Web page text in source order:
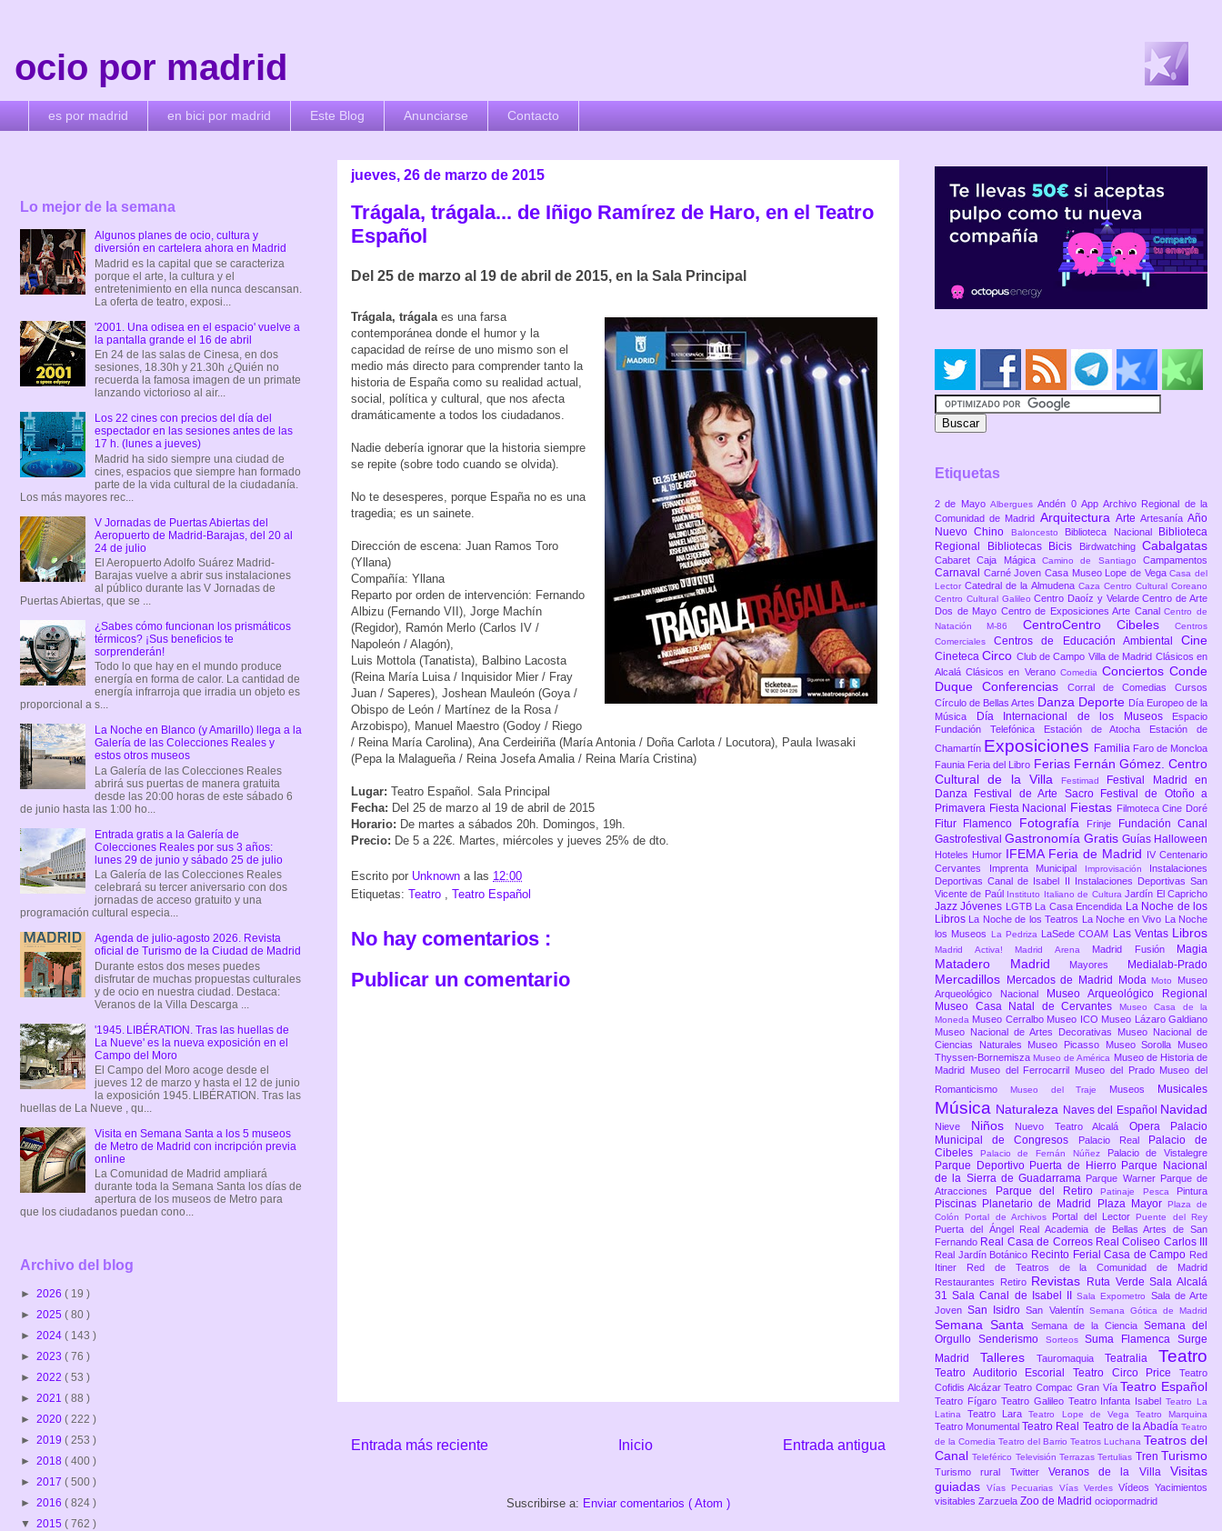
ocio por madrid
es por madrid en bici por madrid Este Blog Anunciarse Contacto
jueves, 26 de marzo de 2015
Trágala, trágala... de Iñigo Ramírez de Haro, en el Teatro
Español
Del 25 de marzo al 19 de abril de 2015, en la Sala Principal
Trágala, trágalaes una farsa
contemporánea donde el humor y la
capacidad de reírse de uno mismo son el
medio más directo para comprender tanto la
historia de España como su realidad actual,
social, política y cultural, que nos afecta
dramáticamente a todos los ciudadanos.
Nadie debería ignorar que la historia siempre
se repite (sobre todo cuando se olvida).
No te desesperes, porque España no es una
tragedia; es un sainete.
Dirección de escena: Juan Ramos Toro
(Yllana)
Compañía: Yllana
Reparto por orden de intervención: Fernando
Albizu (Fernando VII), Jorge Machín
(Regidor), Ramón Merlo (Carlos IV /
Napoleón / Alagón),
Luis Mottola (Tanatista), Balbino Lacosta
(Reina María Luisa / Inquisidor Mier / Fray
Juan / Saperes), Joshean Mauleón (Goya /
Obispo de León / Martínez de la Rosa /
Arzobispo), Manuel Maestro (Godoy / Riego
/ Reina María Carolina), Ana Cerdeiriña (María Antonia / Doña Carlota / Locutora), Paula Iwasaki
(Pepa la Malagueña / Reina Josefa Amalia / Reina María Cristina)
Lugar: Teatro Español. Sala Principal
Fecha: Del 25 de marzo al 19 de abril de 2015
Horario: De martes a sábados 20h. Domingos, 19h.
Precio: De 5 a 22€. Martes, miércoles y jueves 25% de dto.
Escrito por Unknown a las 12:00
Etiquetas: Teatro Teatro Español
No hay comentarios :
Publicar un comentario
Entrada más reciente Entrada antigua
Inicio
Suscribirse a: Enviar comentarios ( Atom )
Lo mejor de la semana
Algunos planes de ocio, cultura y
diversión en cartelera ahora en Madrid
Madrid es la capital que se caracteriza
porque el arte, la cultura y el
entretenimiento en ella nunca descansan.
La oferta de teatro, exposi...
'2001. Una odisea en el espacio' vuelve a
la pantalla grande el 16 de abril
En 24 de las salas de Cinesa, en dos
sesiones, 18.30h y 21.30h ¿Quién no
recuerda la famosa imagen de un primate
lanzando victorioso al air...
Los 22 cines con precios del día del
espectador en las sesiones antes de las
17 h. (lunes a jueves)
Madrid ha sido siempre una ciudad de
cines, espacios que siempre han formado
parte de la vida cultural de la ciudadanía.
Los más mayores rec...
V Jornadas de Puertas Abiertas del
Aeropuerto de Madrid-Barajas, del 20 al
24 de julio
El Aeropuerto Adolfo Suárez Madrid-
Barajas vuelve a abrir sus instalaciones
al público durante las V Jornadas de
Puertas Abiertas, que se ...
¿Sabes cómo funcionan los prismáticos
térmicos? ¡Sus beneficios te
sorprenderán!
Todo lo que hay en el mundo produce
energía en forma de calor. La cantidad de
energía infrarroja que irradia un objeto es
proporcional a s...
La Noche en Blanco (y Amarillo) llega a la
Galería de las Colecciones Reales y
estos otros museos
La Galería de las Colecciones Reales
abrirá sus puertas de manera gratuita
desde las 20:00 horas de este sábado 6
de junio hasta las 1:00 ho...
Entrada gratis a la Galería de
Colecciones Reales por sus 3 años:
lunes 29 de junio y sábado 25 de julio
La Galería de las Colecciones Reales
celebrará su tercer aniversario con dos
jornadas de acceso gratuito y una
programación cultural especia...
Agenda de julio-agosto 2026. Revista
oficial de Turismo de la Ciudad de Madrid
Durante estos dos meses puedes
disfrutar de muchas propuestas culturales
y de ocio en nuestra ciudad. Destaca:
Veranos de la Villa Descarga ...
'1945. LIBÉRATION. Tras las huellas de
La Nueve' es la nueva exposición en el
Campo del Moro
El Campo del Moro acoge desde el
jueves 12 de marzo y hasta el 12 de junio
la exposición 1945. LIBÉRATION. Tras las
huellas de La Nueve , qu...
Visita en Semana Santa a los 5 museos
de Metro de Madrid con incripción previa
online
La Comunidad de Madrid ampliará
durante toda la Semana Santa los días de
apertura de los museos de Metro para
que los ciudadanos puedan cono...
Archivo del blog
► 2026 ( 19 )
► 2025 ( 80 )
► 2024 ( 143 )
► 2023 ( 76 )
► 2022 ( 53 )
► 2021 ( 88 )
► 2020 ( 222 )
► 2019 ( 253 )
► 2018 ( 400 )
► 2017 ( 500 )
► 2016 ( 824 )
▼ 2015 ( 762 )
Etiquetas
2 de Mayo AlberguesAndén 0 AppArchivo Regional de la
Comunidad de Madrid Arquitectura Arte ArtesaníaAño
Nuevo Chino
Baloncesto Biblioteca Nacional
Biblioteca
Regional
Bibliotecas Bicis Birdwatching Cabalgatas
CabaretCaja MágicaCamino de SantiagoCampamentos
Carnaval Carné JovenCasa Museo Lope de VegaCasa del
LectorCatedral de la Almudena Caza Centro Cultural Coreano
Centro Cultural GalileoCentro Daoíz y VelardeCentro de Arte
Dos de Mayo Centro de Exposiciones Arte CanalCentro de
Natación M-86 CentroCentro Cibeles
Centros
ComercialesCentros de Educación AmbientalCine
CinetecaCirco Club de Campo Villa de Madrid Clásicos en
AlcaláClásicos en Verano Comedia ConciertosConde
Duque Conferencias Corral de Comedias Cursos
Círculo de Bellas Artes Danza Deporte Día Europeo de la
Música
Día Internacional de los Museos
Espacio
Fundación Telefónica
Estación de Atocha
Estación de
Chamartín Exposiciones Familia Faro de Moncloa
Faunia Feria del Libro Ferias Fernán Gómez. Centro
Cultural de la VillaFestimad
Festival Madrid en
Danza
Festival de Arte Sacro
Festival de Otoño a
Primavera Fiesta Nacional Fiestas Filmoteca Cine Doré
Fitur Flamenco Fotografía Frinje
Fundación Canal
Gastrofestival Gastronomía Gratis Guías Halloween
Hoteles Humor IFEMA Feria de Madrid
IV Centenario
Cervantes
Imprenta Municipal Improvisación
Instalaciones
Deportivas Canal de Isabel II
Instalaciones Deportivas San
Vicente de Paúl
Instituto Italiano de CulturaJardín El Capricho
JazzJóvenes LGTB La Casa Encendida La Noche de los
Libros
La Noche de los Teatros La Noche en Vivo
La Noche
los Museos
La Pedriza LaSede COAM Las Ventas Libros
Madrid Activa! Madrid Arena Madrid Fusión Magia
Matadero Madrid Mayores Medialab-Prado
Mercadillos Mercados de Madrid ModaMoto Museo
Arqueológico Nacional
Museo Arqueológico Regional
Museo Casa Natal de Cervantes
Museo Casa de la
Moneda Museo Cerralbo Museo ICO Museo Lázaro Galdiano
Museo Nacional de Artes Decorativas Museo Nacional de
Ciencias Naturales Museo Picasso Museo Sorolla Museo
Thyssen-BornemiszaMuseo de América Museo de Historia de
Madrid
Museo del Ferrocarril Museo del Prado Museo del
Romanticismo
Museo del Traje Museos Musicales
Música Naturaleza Naves del Español Navidad
Nieve Niños Nuevo Teatro Alcalá Opera
Palacio
Municipal de Congresos
Palacio Real
Palacio de
Cibeles
Palacio de Fernán Núñez Palacio de Vistalegre
Parque Deportivo Puerta de Hierro Parque Nacional
de la Sierra de Guadarrama Parque Warner Parque de
Atracciones
Parque del Retiro Patinaje Pesca Pintura
Piscinas Planetario de Madrid Plaza Mayor
Plaza de
Colón Portal de Archivos Portal del LectorPuente del Rey
Puerta del Ángel
Real Academia de Bellas Artes de San
Fernando Real Casa de Correos Real Coliseo Carlos III
Real Jardín Botánico Recinto Ferial Casa de Campo Red
Itiner
Red de Teatros de la Comunidad de Madrid
Restaurantes
Retiro Revistas Ruta VerdeSala Alcalá
31Sala Canal de Isabel IISala Expometro Sala de Arte
JovenSan IsidroSan Valentín Semana Gótica de Madrid
Semana Santa Semana de la Ciencia Semana del
Orgullo Senderismo SorteosSuma FlamencaSurge
Madrid Talleres Tauromaquia Teatralia Teatro
Teatro Auditorio Escorial Teatro Circo Price Teatro
Cofidis AlcázarTeatro Compac Gran Vía Teatro Español
Teatro Fígaro Teatro Galileo Teatro Infanta IsabelTeatro La
Latina Teatro LaraTeatro Lope de Vega Teatro Marquina
Teatro Monumental Teatro Real Teatro de la Abadía Teatro
de la Comedia Teatro del Barrio Teatros Luchana Teatros del
CanalTeleférico TelevisiónTerrazasTertulias Tren Turismo
Turismo rural Twitter Veranos de la VillaVisitas
guiadasVías Pecuarias Vías Verdes VídeosYacimientos
visitables Zarzuela Zoo de Madrid ociopormadrid